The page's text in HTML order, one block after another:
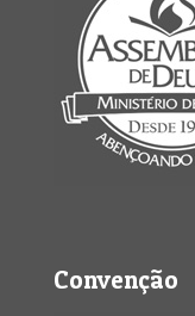
Convenção